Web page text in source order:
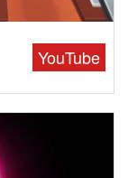
YouTube